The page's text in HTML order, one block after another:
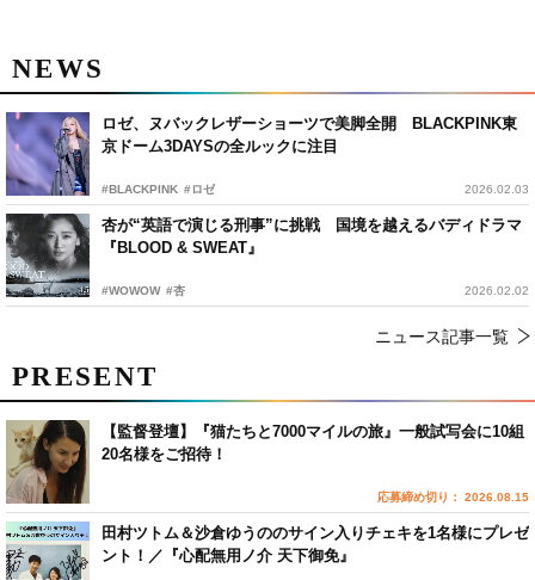
NEWS
ロゼ、ヌバックレザーショーツで美脚全開 BLACKPINK東
京ドーム3DAYSの全ルックに注目
#BLACKPINK #ロゼ 2026.02.03
杏が“英語で演じる刑事”に挑戦 国境を越えるバディドラマ
『BLOOD & SWEAT』
#WOWOW #杏 2026.02.02
ニュース記事一覧
PRESENT
【監督登壇】『猫たちと7000マイルの旅』一般試写会に10組
20名様をご招待！
応募締め切り： 2026.08.15
田村ツトム＆沙倉ゆうののサイン入りチェキを1名様にプレゼ
ント！／『心配無用ノ介 天下御免』